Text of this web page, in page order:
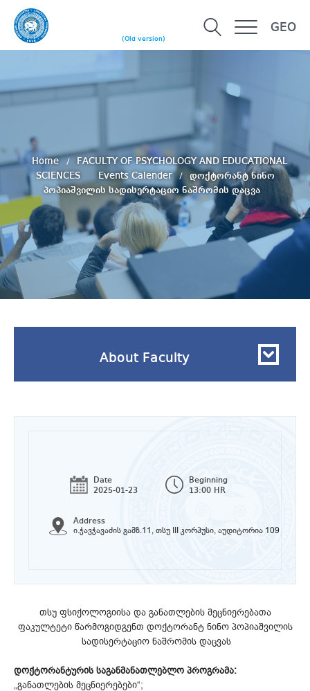
(Old version)
GEO
Home
FACULTY OF PSYCHOLOGY AND EDUCATIONAL
SCIENCES
Events Calender
დოქტორანტ ნინო
პოპიაშვილის სადისერტაციო ნაშრომის დაცვა
About Faculty
Date
2025-01-23
Beginning
13:00 HR
Address
ი.ჭავჭავაძის გამზ.11, თსუ III კორპუსი, აუდიტორია 109
თსუ ფსიქოლოგიისა და განათლების მეცნიერებათა
ფაკულტეტი წარმოგიდგენთ დოქტორანტ ნინო პოპიაშვილის
სადისერტაციო ნაშრომის დაცვას
დოქტორანტურის საგანმანათლებლო პროგრამა:
„განათლების მეცნიერებები“;